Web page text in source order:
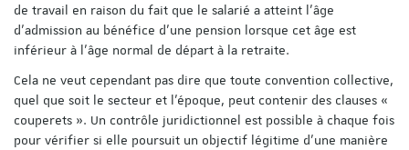
de travail en raison du fait que le salarié a atteint l’âge
d’admission au bénéfice d’une pension lorsque cet âge est
inférieur à l’âge normal de départ à la retraite.
Cela ne veut cependant pas dire que toute convention collective,
quel que soit le secteur et l'époque, peut contenir des clauses «
couperets ». Un contrôle juridictionnel est possible à chaque fois
pour vérifier si elle poursuit un objectif légitime d’une manière